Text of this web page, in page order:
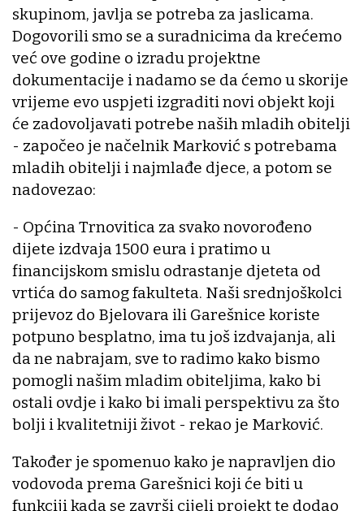
skupinom, javlja se potreba za jaslicama.
Dogovorili smo se a suradnicima da krećemo
već ove godine o izradu projektne
dokumentacije i nadamo se da ćemo u skorije
vrijeme evo uspjeti izgraditi novi objekt koji
će zadovoljavati potrebe naših mladih obitelji
- započeo je načelnik Marković s potrebama
mladih obitelji i najmlađe djece, a potom se
nadovezao:
- Općina Trnovitica za svako novorođeno
dijete izdvaja 1500 eura i pratimo u
financijskom smislu odrastanje djeteta od
vrtića do samog fakulteta. Naši srednjoškolci
prijevoz do Bjelovara ili Garešnice koriste
potpuno besplatno, ima tu još izdvajanja, ali
da ne nabrajam, sve to radimo kako bismo
pomogli našim mladim obiteljima, kako bi
ostali ovdje i kako bi imali perspektivu za što
bolji i kvalitetniji život - rekao je Marković.
Također je spomenuo kako je napravljen dio
vodovoda prema Garešnici koji će biti u
funkciji kada se završi cijeli projekt te dodao